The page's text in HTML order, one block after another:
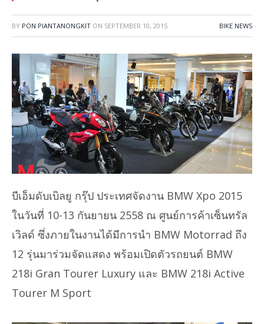
BY PON PIANTANONGKIT ON SEPTEMBER 10, 2015 BIKE NEWS
บีเอ็มดับเบิลยู กรุ๊ป ประเทศจัดงาน BMW Xpo 2015
ในวันที่ 10-13 กันยายน 2558 ณ ศูนย์การค้าเซ็นทรัล
เวิลด์ ซึ่งภายในงานได้มีการนำ BMW Motorrad ถึง
12 รุ่นมาร่วมจัดแสดง พร้อมเปิดตัวรถยนต์ BMW
218i Gran Tourer Luxury และ BMW 218i Active
Tourer M Sport